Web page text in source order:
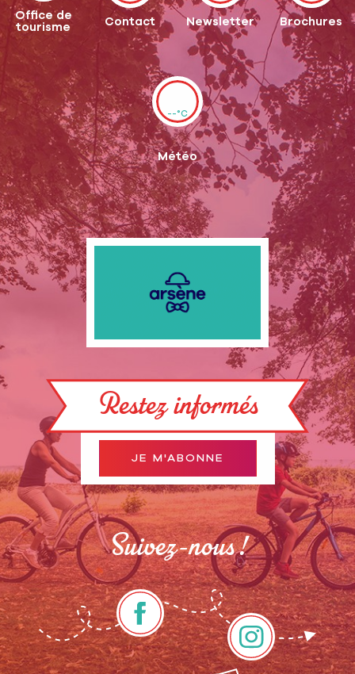
Office de
tourisme
Contact Newsletter Brochures
--°C
Météo
Restez informés
JE M'ABONNE
Suivez-nous !